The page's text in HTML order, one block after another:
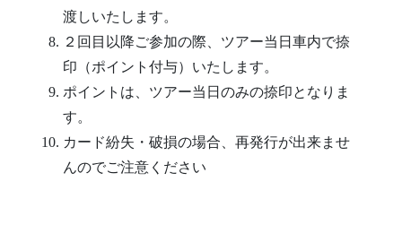
渡しいたします。
２回目以降ご参加の際、ツアー当日車内で捺
印（ポイント付与）いたします。
ポイントは、ツアー当日のみの捺印となりま
す。
カード紛失・破損の場合、再発行が出来ませ
んのでご注意ください